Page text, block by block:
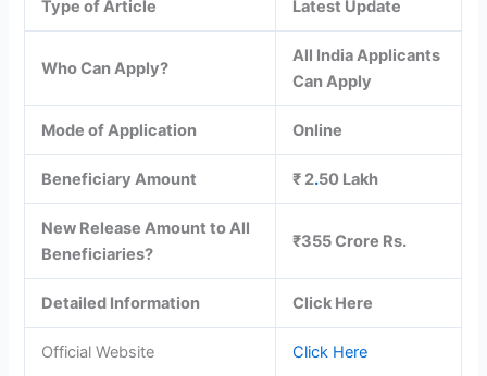
Type of Article Latest Update
Who Can Apply?
All India Applicants
Can Apply
Mode of Application Online
Beneficiary Amount ₹ 2.50 Lakh
New Release Amount to All
Beneficiaries?
₹355 Crore Rs.
Detailed Information Click Here
Official Website Click Here